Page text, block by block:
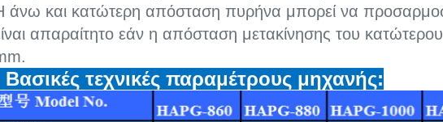
άνω και κατώτερη απόσταση πυρήνα μπορεί να
απαραίτητο εάν η απόσταση μετακίνησης του
Βασικές τεχνικές παραμέτρους μηχανής: